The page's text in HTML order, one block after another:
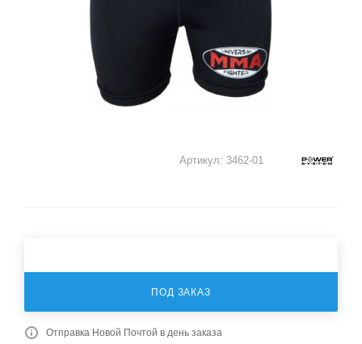
Артикул: 3462-01
ПОД ЗАКАЗ
Отправка Новой Почтой в день заказа